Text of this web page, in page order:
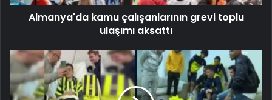
Almanya'da kamu çalışanlarının grevi toplu
ulaşımı aksattı